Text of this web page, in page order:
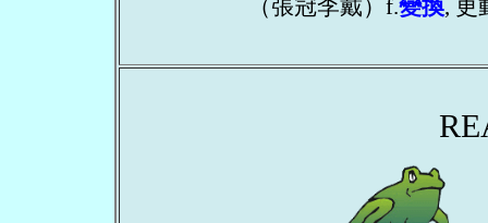
（張冠李戴）f.變換, 更